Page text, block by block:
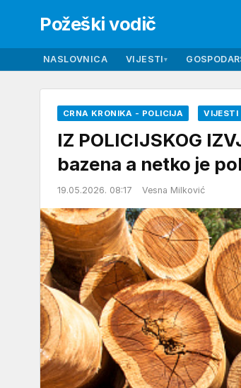
Požeški vodič
NASLOVNICA VIJESTI▾
CRNA KRONIKA - POLICIJA VIJESTI
IZ POLICIJSKOG
bazena a netko je
19.05.2026. 08:17 Vesna Milković